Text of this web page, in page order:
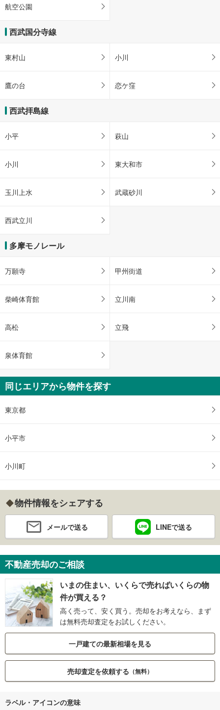
航空公園
西武国分寺線
東村山 小川
鷹の台 恋ケ窪
西武拝島線
小平 萩山
小川 東大和市
玉川上水 武蔵砂川
西武立川
多摩モノレール
万願寺 甲州街道
柴崎体育館 立川南
高松 立飛
泉体育館
同じエリアから物件を探す
東京都
小平市
小川町
物件情報をシェアする
メールで送る LINEで送る
不動産売却のご相談
いまの住まい、いくらで売ればいくらの物
件が買える？
高く売って、安く買う。売却をお考えなら、まず
は無料売却査定をお試しください。
一戸建ての最新相場を見る
売却査定を依頼する （無料）
ラベル・アイコンの意味